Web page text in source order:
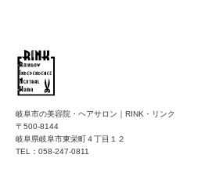
岐阜市の美容院・ヘアサロン｜RINK・リンク
〒500-8144
岐阜県岐阜市東栄町４丁目１２
TEL：058-247-0811